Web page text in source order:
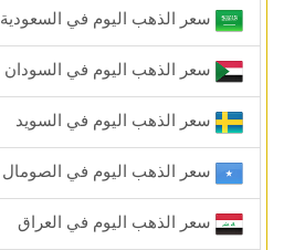
سعر الذهب اليوم في السعودية
سعر الذهب اليوم في السودان
سعر الذهب اليوم في السويد
سعر الذهب اليوم في الصومال
سعر الذهب اليوم في العراق